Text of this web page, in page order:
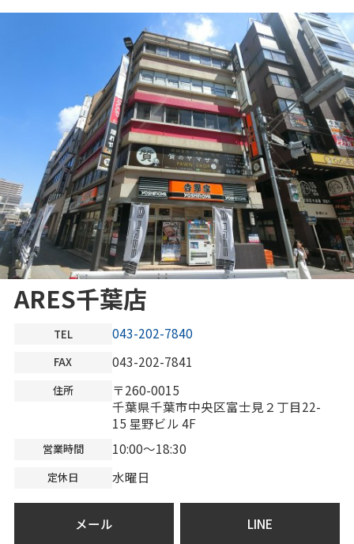
ARES千葉店
TEL 043-202-7840
FAX 043-202-7841
住所
〒260-0015
千葉県千葉市中央区富士見２丁目22-
15 星野ビル 4F
営業時間 10:00～18:30
定休日 水曜日
メール LINE